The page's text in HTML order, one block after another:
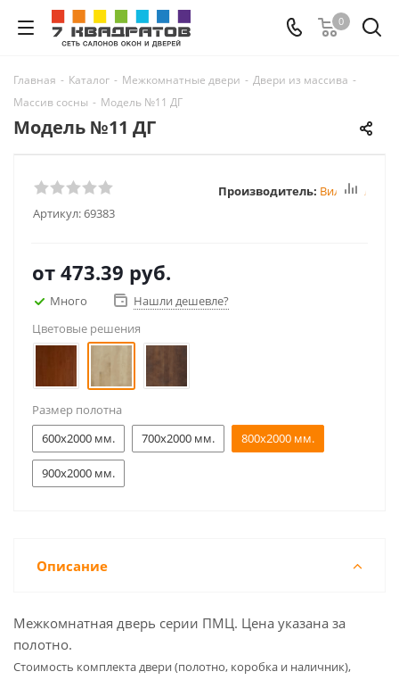
0
Главная - Каталог - Межкомнатные двери - Двери из массива -
Массив сосны - Модель №11 ДГ
Модель №11 ДГ
Артикул:69383
Производитель: Вилейка
от 473.39 руб.
Много
Нашли дешевле?
Цветовые решения
Размер полотна
600x2000 мм.
700x2000 мм. 800x2000 мм.
900x2000 мм.
Описание
Межкомнатная дверь серии ПМЦ. Цена указана за
полотно.
Cтоимость комплекта двери (полотно, коробка и наличник),